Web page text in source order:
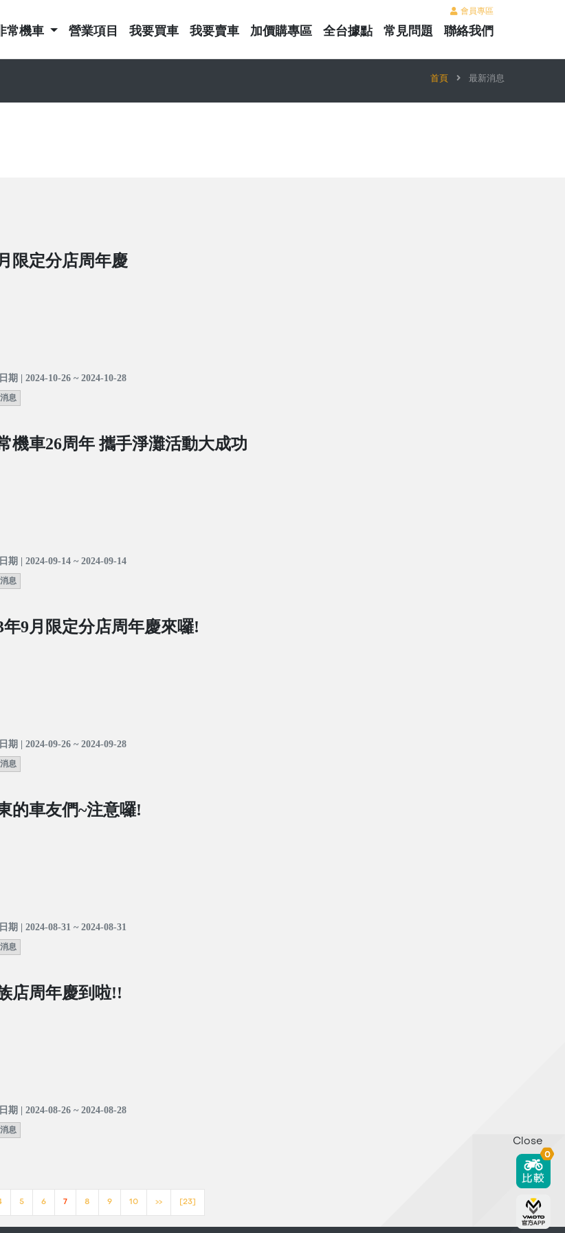
會員專區
常機車 營業項目 我要買車 我要賣車 加價購專區 全台據點 常見問題 聯絡我們
首頁 最新消息
限定分店周年慶
期 | 2024-10-26 ~ 2024-10-28
息
機車26周年 攜手淨灘活動大成功
期 | 2024-09-14 ~ 2024-09-14
息
年9月限定分店周年慶來囉!
期 | 2024-09-26 ~ 2024-09-28
息
的車友們~注意囉!
期 | 2024-08-31 ~ 2024-08-31
息
店周年慶到啦!!
期 | 2024-08-26 ~ 2024-08-28
息
5 6 7 8 9 10 >> [23]
Close
0